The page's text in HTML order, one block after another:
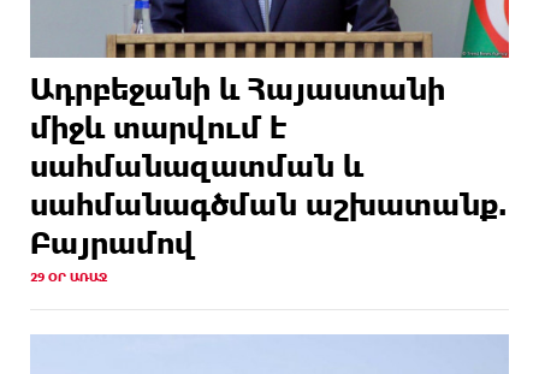
Ադրբեջանի և Հայաստանի
միջև տարվում է
սահմանազատման և
սահմանագծման աշխատանք.
Բայրամով
29 ՕՐ ԱՌԱՋ